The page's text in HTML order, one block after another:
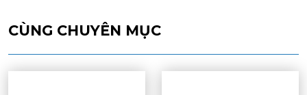
CÙNG CHUYÊN MỤC